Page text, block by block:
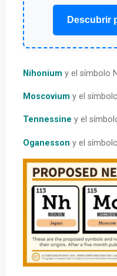
Descubrir
Nihonium y el símbolo
Moscovium y el
Tennessine y el
Oganesson y el